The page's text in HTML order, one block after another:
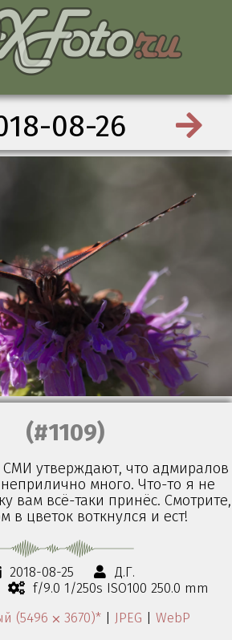
08-26
(#1109)
СМИ утверждают, что адмиралов
много. Что-то я не
вам всё-таки принёс. Смотрите,
в цветок воткнулся и ест!
2018-08-25
Д.Г.
f/9.0 1/250s ISO100 250.0 mm
(5496 ⨉ 3670)* | JPEG | WebP